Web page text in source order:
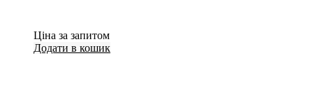
Ціна за запитом
Додати в кошик